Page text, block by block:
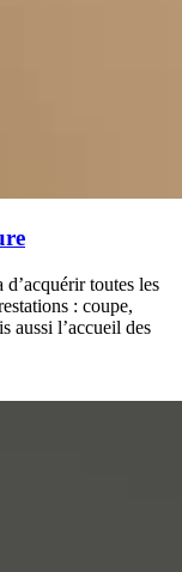
toutes les
: coupe,
aussi l’accueil des